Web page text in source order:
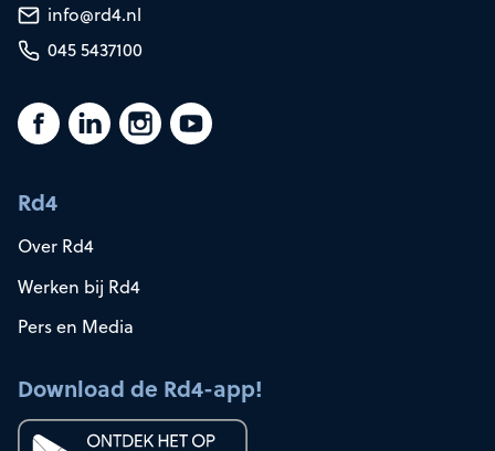
info@rd4.nl
045 5437100
Rd4
Over Rd4
Werken bij Rd4
Pers en Media
Download de Rd4-app!